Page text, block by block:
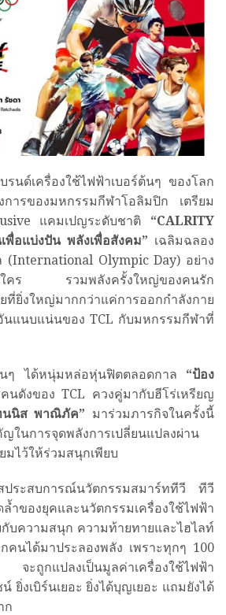
รนด์เครื่องใช้ไฟฟ้าเบอร์ต้นๆ ของโลก
การของมหกรรมกีฬาโอลิมปิก เตรียม
แคมเปญระดับชาติ “CALRITY
พื่อแบ่งปัน พลังเพื่อสังคม” เฉลิมฉลอง
(International Olympic Day) อย่าง
นใคร รวมพลังครั้งใหญ่ของคนรัก
งใหญ่มากกว่าแค่การออกกำลังกาย
แนบแน่นของ TCL กับมหกรรมกีฬาที่
นๆ ได้หนุ่มหล่อหุ่นฟิตตลอดกาล “ป้อง
คนดังของ TCL ควงคู่มากับฮีโร่เหรียญ
นนิส พาณิภัค” มาร่วมภารกิจในครั้งนี้
ญในการจุดพลังการเปลี่ยนแปลงผ่าน
มไว้ให้ร่วมสนุกเพียบ
ประสบการณ์นวัตกรรมสมาร์ททีวี ทีวี
ำของยุคและนวัตกรรมเครื่องใช้ไฟฟ้า
บความสนุก ความท้ายทายและไฮไลท์
คนได้มาประลองพลัง เพราะทุกๆ 100
จะถูกแปลงเป็นมูลค่าเครื่องใช้ไฟฟ้า
ยิ่งเบิร์นเยอะ ยิ่งได้บุญเยอะ แถมยังได้
ก